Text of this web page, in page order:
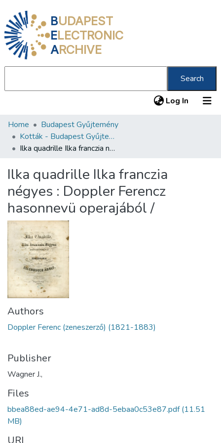
BUDAPEST
ELECTRONIC
ARCHIVE
Search
Log In (current)
Communities & Collections
All of DSpace
About us
Home
Budapest Gyűjtemény
Kották - Budapest Gyűjtemény
Ilka quadrille Ilka franczia négyes : Doppler Ferencz hasonnevü operajából /
Ilka quadrille Ilka franczia
négyes : Doppler Ferencz
hasonnevü operajából /
Authors
Doppler Ferenc (zeneszerző) (1821-1883)
Publisher
Wagner J.,
Files
bbea88ed-ae94-4e71-ad8d-5ebaa0c53e87.pdf(11.51
MB)
URI